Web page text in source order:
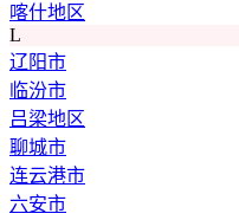
喀什地区
L
辽阳市
临汾市
吕梁地区
聊城市
连云港市
六安市